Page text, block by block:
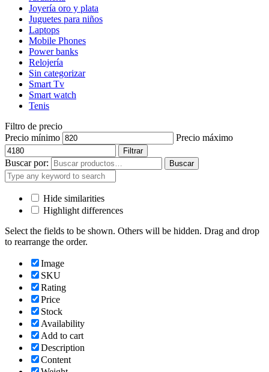
Joyería oro y plata
Juguetes para niños
Laptops
Mobile Phones
Power banks
Relojería
Sin categorizar
Smart Tv
Smart watch
Tenis
Filtro de precio
Precio mínimo
Precio máximo
Filtrar
Buscar por: Buscar
Hide similarities
Highlight differences
Select the fields to be shown. Others will be hidden. Drag and drop
to rearrange the order.
Image
SKU
Rating
Price
Stock
Availability
Add to cart
Description
Content